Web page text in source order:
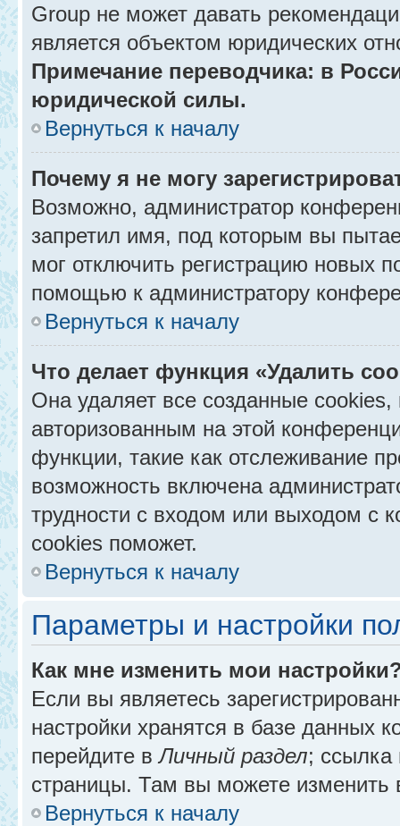
Group не может давать
является объектом юридических
Примечание переводчика: в
юридической силы.
Вернуться к началу
Почему я не могу
Возможно, администратор
запретил имя, под которым вы
мог отключить регистрацию новых
помощью к администратору
Вернуться к началу
Что делает функция «Удалить
Она удаляет все созданные
авторизованным на этой
функции, такие как отслеживание
возможность включена
трудности с входом или выходом с
cookies поможет.
Вернуться к началу
Параметры и настройки
Как мне изменить мои
Если вы являетесь
настройки хранятся в базе данных
перейдите вЛичный раздел; ссылка
страницы. Там вы можете изменить
Вернуться к началу